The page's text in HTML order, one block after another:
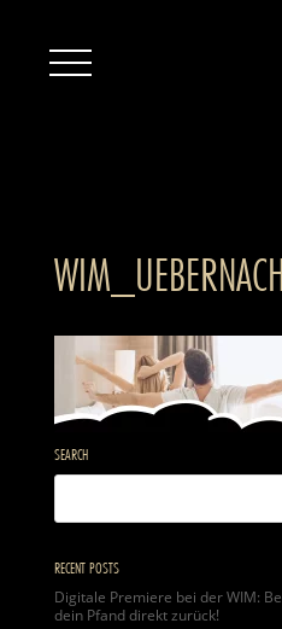
SEARCH
RECENT POSTS
Digitale Premiere bei der WIM:
dein Pfand direkt zurück!